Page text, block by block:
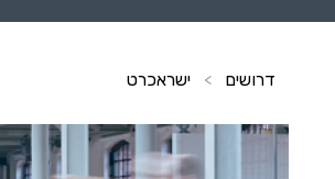
דרושים > ישראכרט